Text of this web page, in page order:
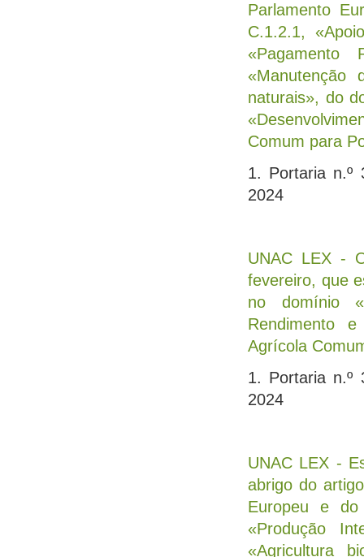
Parlamento
C.1.2.1,
«Pagamento
«Manutenção
naturais», do
Comum para
1. Portaria n.º
2024
UNAC LEX -
fevereiro, que
no domínio
Rendimento
Agrícola
1. Portaria n.º
2024
UNAC LEX -
abrigo do
Europeu e
«Produção
«Agricultura